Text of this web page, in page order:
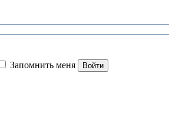
Запомнить меня
Войти